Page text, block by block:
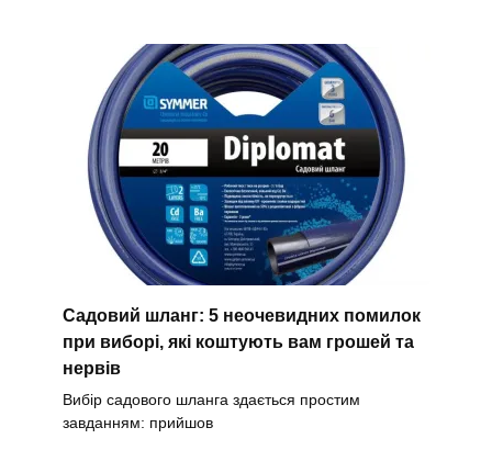
Садовий шланг: 5 неочевидних помилок
при виборі, які коштують вам грошей та
нервів
Вибір садового шланга здається простим
завданням: прийшов